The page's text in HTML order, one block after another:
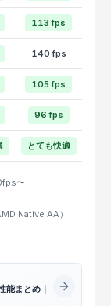
113 fps
140 fps
105 fps
96 fps
とても快適
〜
Native AA）
まとめ｜